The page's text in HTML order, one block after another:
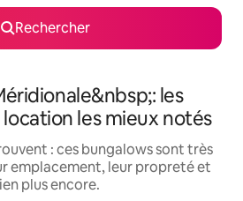
Rechercher
les
les mieux notés
: ces bungalows sont très
emplacement, leur propreté et
plus encore.